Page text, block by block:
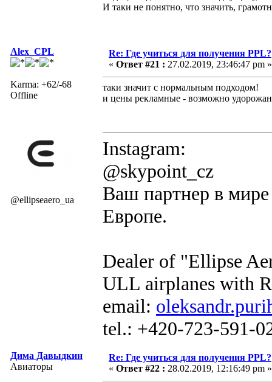
И таки не понятно, что значить,
Alex_CPL
Karma: +62/-68
Offline
@ellipseaero_ua
Re: Где учиться для получения PPL?
« Ответ #21 : 27.02.2019, 23:46:47 pm »
таки значит с нормальным подходом!
и цены рекламные - возможно
Instagram:
@skypoint_cz
Ваш партнер в
Европе.
Dealer of "Ellipse
ULL airplanes with
email:
tel.: +420-723-591-
Дима Давыдкин
Авиаторы
Re: Где учиться для получения PPL?
« Ответ #22 : 28.02.2019, 12:16:49 pm »